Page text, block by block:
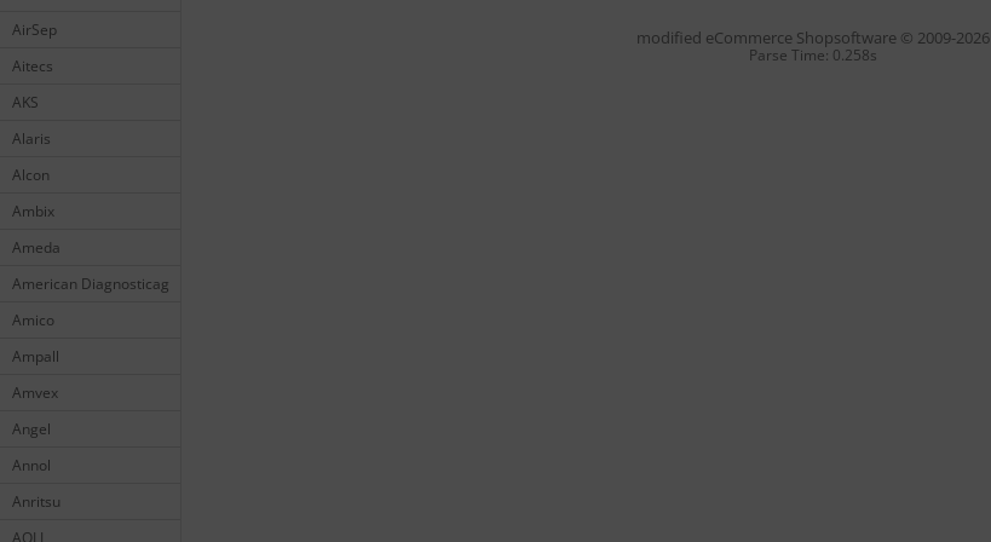
AirSep
Aitecs
AKS
Alaris
Alcon
Ambix
Ameda
American Diagnosticag
Amico
Ampall
Amvex
Angel
Annol
Anritsu
AOLI
modified eCommerce Shopsoftware © 2009-2026
Parse Time: 0.258s